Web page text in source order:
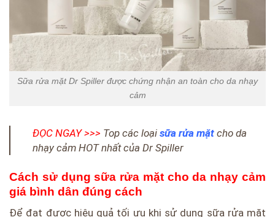
Sữa rửa mặt Dr Spiller được chứng nhận an toàn cho da nhạy
cảm
ĐỌC NGAY >>> Top các loại sữa rửa mặt cho da
nhạy cảm HOT nhất của Dr Spiller
Cách sử dụng sữa rửa mặt cho da nhạy cảm
giá bình dân đúng cách
Để đạt được hiệu quả tối ưu khi sử dụng sữa rửa mặt